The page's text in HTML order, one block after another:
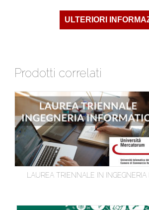
ULTERIORI
Prodotti correlati
LAUREA TRIENNALE IN INGEGNERIA